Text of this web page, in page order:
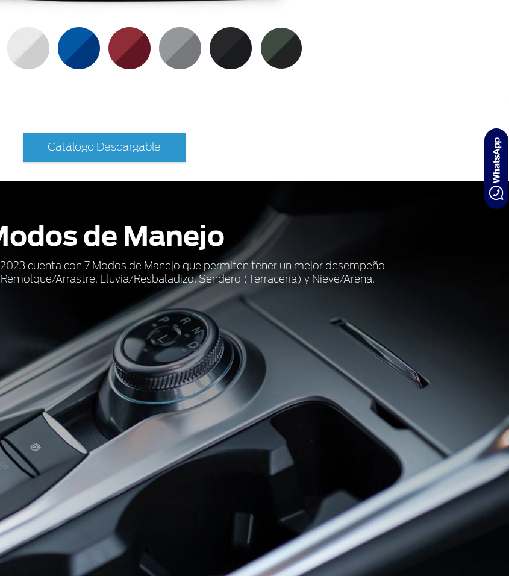
Catálogo Descargable
de Manejo
cuenta con 7 Modos de Manejo que permiten tener un mejor desempeño
Arrastre, Lluvia/Resbaladizo, Sendero (Terracería) y Nieve/Arena.